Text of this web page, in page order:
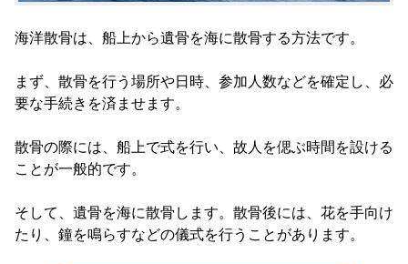
海洋散骨は、船上から遺骨を海に散骨する方法です。
まず、散骨を行う場所や日時、参加人数などを確定し、必
要な手続きを済ませます。
散骨の際には、船上で式を行い、故人を偲ぶ時間を設ける
ことが一般的です。
そして、遺骨を海に散骨します。散骨後には、花を手向け
たり、鐘を鳴らすなどの儀式を行うことがあります。